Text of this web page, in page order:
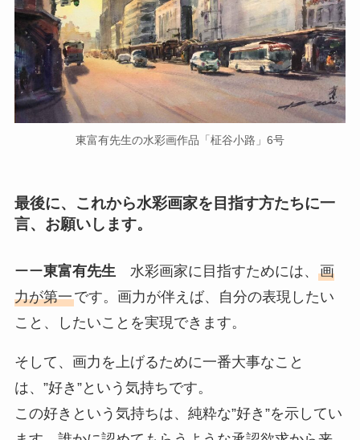
東富有先生の水彩画作品「柾谷小路」6号
最後に、これから水彩画家を目指す方たちに一
言、お願いします。
ーー東富有先生 水彩画家に目指すためには、 画
力が第一です。画力が伴えば、自分の表現したい
こと、したいことを実現できます。
そして、画力を上げるために一番大事なこと
は、”好き”という気持ちです。
この好きという気持ちは、純粋な”好き”を示してい